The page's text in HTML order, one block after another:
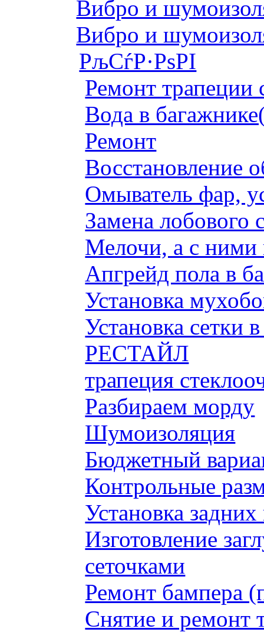
Вибро и
Вибро и
РљСѓР·РѕРІ
Ремонт трапеции
Вода в
Ремонт
Восстановление
Омыватель фар,
Замена лобового
Мелочи, а с ними
Апгрейд пола в
Установка
Установка сетки
РЕСТАЙЛ
трапеция
Разбираем морду
Шумоизоляция
Бюджетный
Контрольные
Установка
Изготовление
сеточками
Ремонт бампера
Снятие и ремонт